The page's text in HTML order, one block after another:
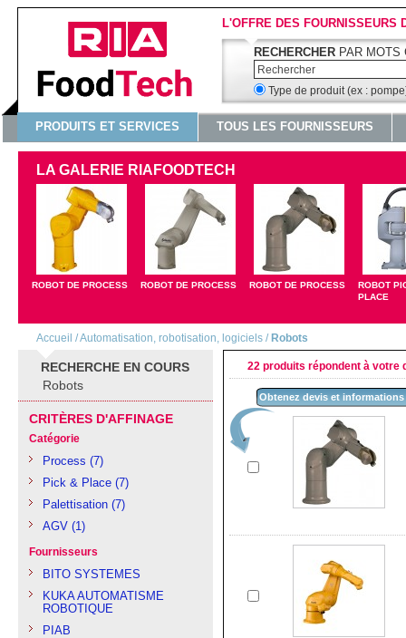
L'OFFRE DES FOURNISSEURS
RECHERCHER PAR MOTS
Type de produit (ex :
PRODUITS ET SERVICES TOUS LES FOURNISSEURS
LA GALERIE RIAFOODTECH
ROBOT DE PROCESS ROBOT DE PROCESS ROBOT DE PROCESS
ROBOT
PLACE
Accueil /Automatisation, robotisation, logiciels / Robots
22 produits répondent à votre
Obtenez devis et informations
RECHERCHE EN COURS
Robots
CRITÈRES D'AFFINAGE
Catégorie
Process (7)
Pick & Place (7)
Palettisation (7)
AGV (1)
Fournisseurs
BITO SYSTEMES
KUKA AUTOMATISME
ROBOTIQUE
PIAB